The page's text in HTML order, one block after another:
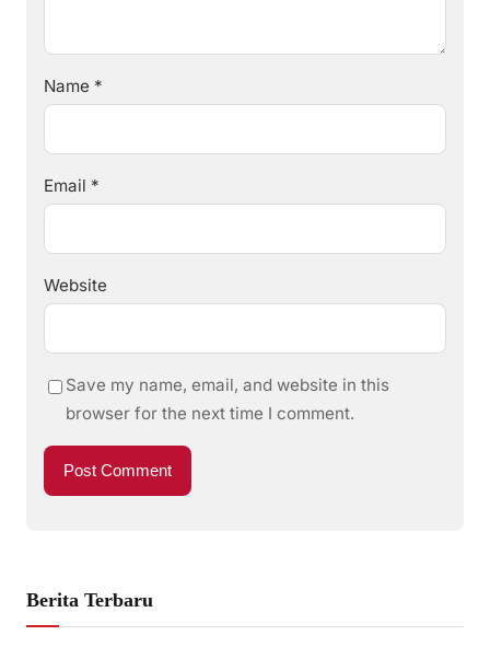
Name *
Email *
Website
Save my name, email, and website in this
browser for the next time I comment.
Berita Terbaru